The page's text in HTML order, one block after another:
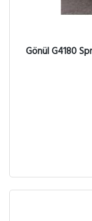
Gönül G4180